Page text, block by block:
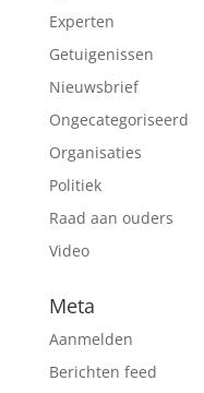
Experten
Getuigenissen
Nieuwsbrief
Ongecategoriseerd
Organisaties
Politiek
Raad aan ouders
Video
Meta
Aanmelden
Berichten feed